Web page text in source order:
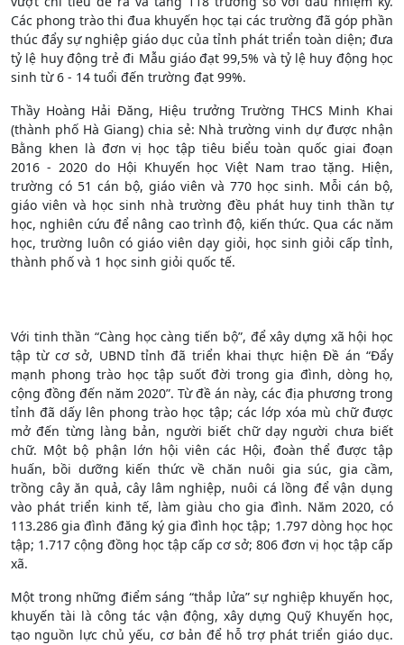
Các phong trào thi đua khuyến học tại các trường đã góp phần
thúc đẩy sự nghiệp giáo dục của tỉnh phát triển toàn diện; đưa
tỷ lệ huy động trẻ đi Mẫu giáo đạt 99,5% và tỷ lệ huy động học
sinh từ 6 - 14 tuổi đến trường đạt 99%.
Thầy Hoàng Hải Đăng, Hiệu trưởng Trường THCS Minh Khai
(thành phố Hà Giang) chia sẻ: Nhà trường vinh dự được nhận
Bằng khen là đơn vị học tập tiêu biểu toàn quốc giai đoạn
2016 - 2020 do Hội Khuyến học Việt Nam trao tặng. Hiện,
trường có 51 cán bộ, giáo viên và 770 học sinh. Mỗi cán bộ,
giáo viên và học sinh nhà trường đều phát huy tinh thần tự
học, nghiên cứu để nâng cao trình độ, kiến thức. Qua các năm
học, trường luôn có giáo viên dạy giỏi, học sinh giỏi cấp tỉnh,
thành phố và 1 học sinh giỏi quốc tế.
Với tinh thần “Càng học càng tiến bộ”, để xây dựng xã hội học
tập từ cơ sở, UBND tỉnh đã triển khai thực hiện Đề án “Đẩy
mạnh phong trào học tập suốt đời trong gia đình, dòng họ,
cộng đồng đến năm 2020”. Từ đề án này, các địa phương trong
tỉnh đã dấy lên phong trào học tập; các lớp xóa mù chữ được
mở đến từng làng bản, người biết chữ dạy người chưa biết
chữ. Một bộ phận lớn hội viên các Hội, đoàn thể được tập
huấn, bồi dưỡng kiến thức về chăn nuôi gia súc, gia cầm,
trồng cây ăn quả, cây lâm nghiệp, nuôi cá lồng để vận dụng
vào phát triển kinh tế, làm giàu cho gia đình. Năm 2020, có
113.286 gia đình đăng ký gia đình học tập; 1.797 dòng học học
tập; 1.717 cộng đồng học tập cấp cơ sở; 806 đơn vị học tập cấp
xã.
Một trong những điểm sáng “thắp lửa” sự nghiệp khuyến học,
khuyến tài là công tác vận động, xây dựng Quỹ Khuyến học,
tạo nguồn lực chủ yếu, cơ bản để hỗ trợ phát triển giáo dục.